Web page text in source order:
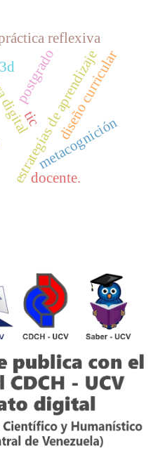
3destrategias de aprendizaje
reflexiva
ticmetacognición
diseño curricular
docente.
postgrado